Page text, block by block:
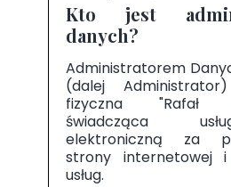
Kto jest
danych?
Administratorem
(dalej
fizyczna "Rafał
świadcząca
elektroniczną za
strony internetowej i
usług.